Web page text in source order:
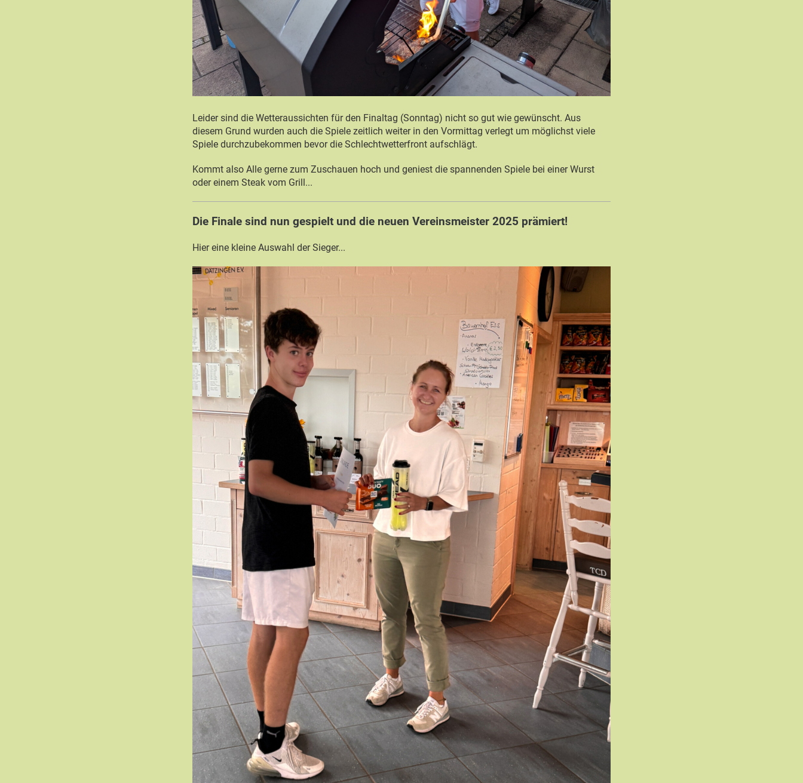
Leider sind die Wetteraussichten für den Finaltag (Sonntag) nicht so gut wie gewünscht. Aus
diesem Grund wurden auch die Spiele zeitlich weiter in den Vormittag verlegt um möglichst viele
Spiele durchzubekommen bevor die Schlechtwetterfront aufschlägt.
Kommt also Alle gerne zum Zuschauen hoch und geniest die spannenden Spiele bei einer Wurst
oder einem Steak vom Grill...
Die Finale sind nun gespielt und die neuen Vereinsmeister 2025 prämiert!
Hier eine kleine Auswahl der Sieger...